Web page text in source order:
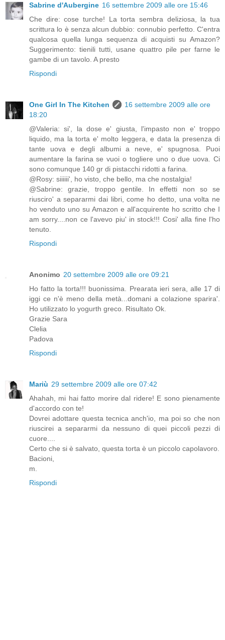
Sabrine d'Aubergine 16 settembre 2009 alle ore 15:46
Che dire: cose turche! La torta sembra deliziosa, la tua
scrittura lo è senza alcun dubbio: connubio perfetto. C'entra
qualcosa quella lunga sequenza di acquisti su Amazon?
Suggerimento: tienili tutti, usane quattro pile per farne le
gambe di un tavolo. A presto
Rispondi
One Girl In The Kitchen
16 settembre 2009 alle ore
18:20
@Valeria: si', la dose e' giusta, l'impasto non e' troppo
liquido, ma la torta e' molto leggera, e data la presenza di
tante uova e degli albumi a neve, e' spugnosa. Puoi
aumentare la farina se vuoi o togliere uno o due uova. Ci
sono comunque 140 gr di pistacchi ridotti a farina.
@Rosy: siiiiii', ho visto, che bello, ma che nostalgia!
@Sabrine: grazie, troppo gentile. In effetti non so se
riusciro' a separarmi dai libri, come ho detto, una volta ne
ho venduto uno su Amazon e all'acquirente ho scritto che I
am sorry....non ce l'avevo piu' in stock!!! Cosi' alla fine l'ho
tenuto.
Rispondi
Anonimo 20 settembre 2009 alle ore 09:21
Ho fatto la torta!!! buonissima. Prearata ieri sera, alle 17 di
iggi ce n'è meno della metà...domani a colazione sparira'.
Ho utilizzato lo yogurth greco. Risultato Ok.
Grazie Sara
Clelia
Padova
Rispondi
Mariù 29 settembre 2009 alle ore 07:42
Ahahah, mi hai fatto morire dal ridere! E sono pienamente
d'accordo con te!
Dovrei adottare questa tecnica anch'io, ma poi so che non
riuscirei a separarmi da nessuno di quei piccoli pezzi di
cuore....
Certo che si è salvato, questa torta è un piccolo capolavoro.
Bacioni,
m.
Rispondi